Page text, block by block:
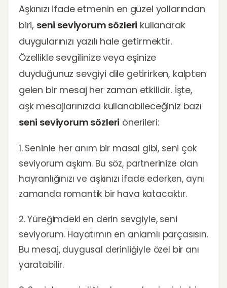
Aşkınızı ifade etmenin en güzel yollarından
biri, seni seviyorum sözleri kullanarak
duygularınızı yazılı hale getirmektir.
Özellikle sevgilinize veya eşinize
duyduğunuz sevgiyi dile getirirken, kalpten
gelen bir mesaj her zaman etkilidir. İşte,
aşk mesajlarınızda kullanabileceğiniz bazı
seni seviyorum sözleri önerileri:
1. Seninle her anım bir masal gibi, seni çok
seviyorum aşkım. Bu söz, partnerinize olan
hayranlığınızı ve aşkınızı ifade ederken, aynı
zamanda romantik bir hava katacaktır.
2. Yüreğimdeki en derin sevgiyle, seni
seviyorum. Hayatımın en anlamlı parçasısın.
Bu mesaj, duygusal derinliğiyle özel bir anı
yaratabilir.